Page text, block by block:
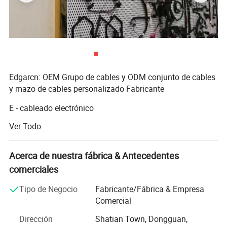
Edgarcn: OEM Grupo de cables y ODM conjunto de cables
y mazo de cables personalizado Fabricante
E - cableado electrónico
D - cable de comunicación de datos
A - montaje de cables de automoción
R - cable plano de cinta
CN - conector de diseño personalizado y fabricante de
China
Ver Todo
Acerca de nuestra fábrica & Antecedentes
comerciales
Tipo de Negocio
Fabricante/Fábrica & Empresa
Comercial
Dirección
Shatian Town, Dongguan,